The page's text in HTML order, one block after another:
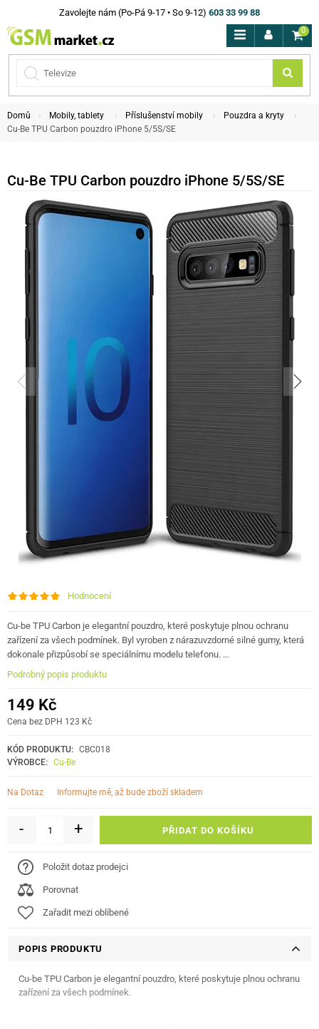
Zavolejte nám (Po-Pá 9-17 • So 9-12) 603 33 99 88
0
Domů Mobily, tablety Příslušenství mobily
Pouzdra a kryty
Cu-Be TPU Carbon pouzdro iPhone 5/5S/SE
Cu-Be TPU Carbon pouzdro iPhone 5/5S/SE
Hodnocení
Cu-be TPU Carbon je elegantní pouzdro, které poskytuje plnou ochranu
zařízení za všech podmínek. Byl vyroben z nárazuvzdorné silné gumy, která
dokonale přizpůsobí se speciálnímu modelu telefonu. …
Podrobný popis produktu
149 Kč
Cena bez DPH 123 Kč
KÓD PRODUKTU: CBC018
VÝROBCE: Cu-Be
Na Dotaz informujte mě, až bude zboží skladem
- + PŘIDAT DO KOŠÍKU
Položit dotaz prodejci
Porovnat
Zařadit mezi oblíbené
POPIS PRODUKTU
Cu-be TPU Carbon je elegantní pouzdro, které poskytuje plnou ochranu
zařízení za všech podmínek.